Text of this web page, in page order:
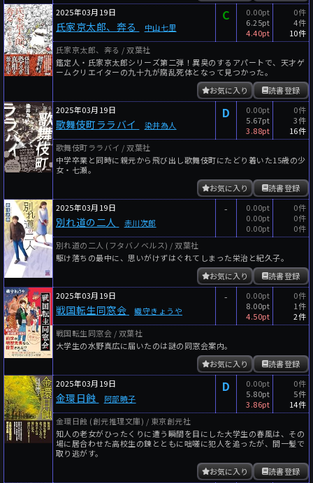
2025年03月19日
氏家京太郎、奔る 中山七里
C
0.00pt
6.25pt
4.40pt
0件
4件
10件
氏家京太郎、奔る / 双葉社
鑑定人・氏家京太郎シリーズ第二弾！異臭のするアパートで、天才ゲ
ームクリエイターの九十九が腐乱死体となって見つかった。
読書登録
お気に入り
2025年03月19日
歌舞伎町ララバイ 染井為人
D
0.00pt
5.67pt
3.88pt
0件
3件
16件
歌舞伎町ララバイ / 双葉社
中学卒業と同時に親元から飛び出し歌舞伎町にたどり着いた15歳の少
女・七瀬。
読書登録
お気に入り
2025年03月19日
別れ道の二人 赤川次郎
-
0.00pt
0.00pt
0.00pt
0件
0件
0件
別れ道の二人 (フタバノベルス) / 双葉社
駆け落ちの最中に、思いがけずはぐれてしまった栄治と紀久子。
読書登録
お気に入り
2025年03月19日
戦国転生同窓会 織守きょうや
-
0.00pt
8.00pt
4.50pt
0件
1件
2件
戦国転生同窓会 / 双葉社
大学生の水野真広に届いたのは謎の同窓会案内。
読書登録
お気に入り
2025年03月19日
金環日蝕 阿部暁子
D
0.00pt
5.80pt
3.86pt
0件
5件
14件
金環日蝕 (創元推理文庫) / 東京創元社
知人の老女がひったくりに遭う瞬間を目にした大学生の春風は、その
場に居合わせた高校生の錬とともに咄嗟に犯人を追ったが、間一髪で
取り逃がす。
読書登録
お気に入り